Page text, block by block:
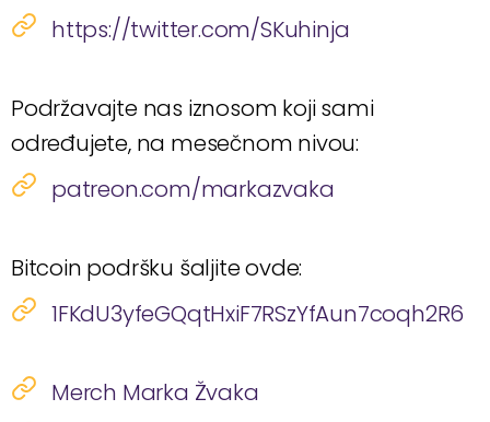
https://twitter.com/SKuhinja
Podržavajte nas iznosom koji sami
određujete, na mesečnom nivou:
patreon.com/markazvaka
Bitcoin podršku šaljite ovde:
1FKdU3yfeGQqtHxiF7RSzYfAun7coqh2R6
Merch Marka Žvaka